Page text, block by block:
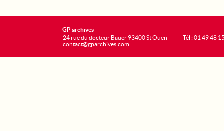
GP archives
24 rue du docteur Bauer 93400 St Ouen
contact@gparchives.com
Tél : 01 49 48